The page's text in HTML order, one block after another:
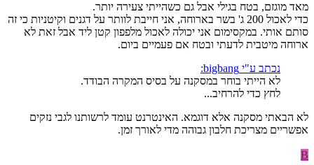
מאד מוגזם, בטח בגילי אבל גם כשהייתי צעירה יותר.
כדי לאכול 200 ג' בשר בארוחה, אני חייבת לוותר על דגנים וקיטניות כי זה
סותם אותי. במקסימום אני יכולה לאכול מלפפון קטן ליד אבל זאת לא
ארוחה מיטבית לדעתי ובטח אם פעמיים ביום.
נכתב ע"י bigbang:
לא הייתי בוחר במסקנה על בסיס המקרה הבודד.
לחץ כדי להרחיב...
לא הבאתי מסקנה אלא דוגמא. האינטרנט עומד לרשותנו לגבי נזקים
אפשריים מצריכת חלבון גבוהה מדי לאורך זמן.
B